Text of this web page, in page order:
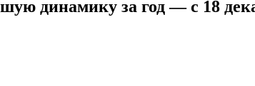
динамику за год — с 18